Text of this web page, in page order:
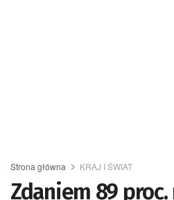
Strona główna KRAJ I ŚWIAT
Zdaniem 89